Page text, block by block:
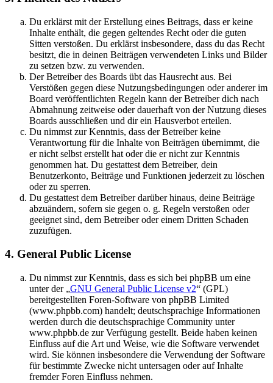
Du erklärst mit der Erstellung eines Beitrags, dass er keine
Inhalte enthält, die gegen geltendes Recht oder die guten
Sitten verstoßen. Du erklärst insbesondere, dass du das Recht
besitzt, die in deinen Beiträgen verwendeten Links und Bilder
zu setzen bzw. zu verwenden.
Der Betreiber des Boards übt das Hausrecht aus. Bei
Verstößen gegen diese Nutzungsbedingungen oder anderer im
Board veröffentlichten Regeln kann der Betreiber dich nach
Abmahnung zeitweise oder dauerhaft von der Nutzung dieses
Boards ausschließen und dir ein Hausverbot erteilen.
Du nimmst zur Kenntnis, dass der Betreiber keine
Verantwortung für die Inhalte von Beiträgen übernimmt, die
er nicht selbst erstellt hat oder die er nicht zur Kenntnis
genommen hat. Du gestattest dem Betreiber, dein
Benutzerkonto, Beiträge und Funktionen jederzeit zu löschen
oder zu sperren.
Du gestattest dem Betreiber darüber hinaus, deine Beiträge
abzuändern, sofern sie gegen o. g. Regeln verstoßen oder
geeignet sind, dem Betreiber oder einem Dritten Schaden
zuzufügen.
4. General Public License
Du nimmst zur Kenntnis, dass es sich bei phpBB um eine
unter der „GNU General Public License v2“ (GPL)
bereitgestellten Foren-Software von phpBB Limited
(www.phpbb.com) handelt; deutschsprachige Informationen
werden durch die deutschsprachige Community unter
www.phpbb.de zur Verfügung gestellt. Beide haben keinen
Einfluss auf die Art und Weise, wie die Software verwendet
wird. Sie können insbesondere die Verwendung der Software
für bestimmte Zwecke nicht untersagen oder auf Inhalte
fremder Foren Einfluss nehmen.